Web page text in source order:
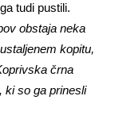
tudi pustili.
obstaja neka
kopitu,
črna
ki so ga prinesli